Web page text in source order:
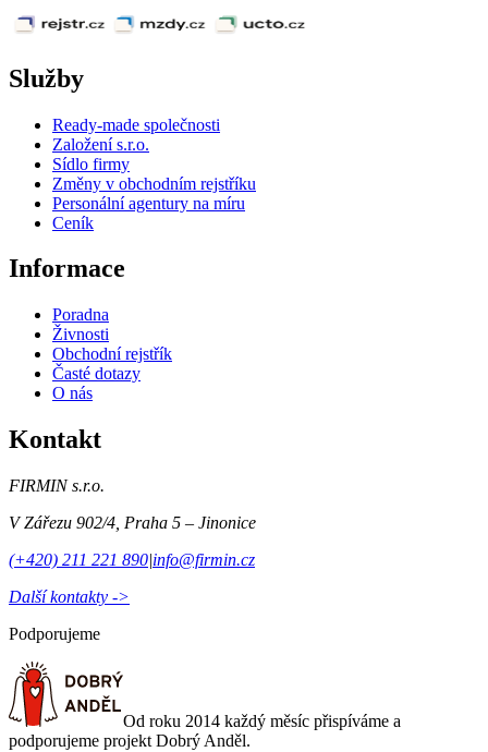
Služby
Ready-made společnosti
Založení s.r.o.
Sídlo firmy
Změny v obchodním rejstříku
Personální agentury na míru
Ceník
Informace
Poradna
Živnosti
Obchodní rejstřík
Časté dotazy
O nás
Kontakt
FIRMIN s.r.o.
V Zářezu 902/4 Praha 5 – Jinonice
(+420) 211 221 890|info@firmin.cz
Další kontakty ->
Podporujeme
Od roku 2014 každý měsíc přispíváme a
podporujeme projekt Dobrý Anděl.